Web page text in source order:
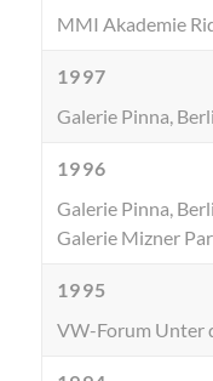
MMI Akademie
1997
Galerie Pinna,
1996
Galerie Pinna,
Galerie Mizner
1995
VW-Forum Unter